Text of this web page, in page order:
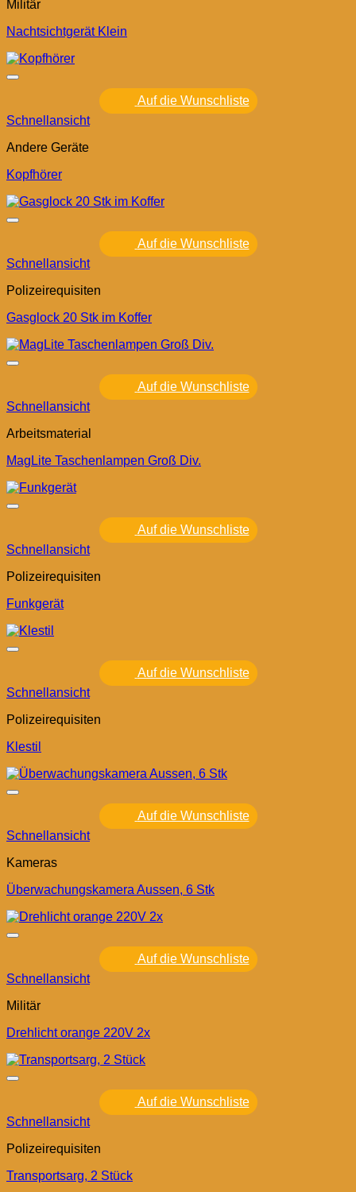
Militär
Nachtsichtgerät Klein
Auf die Wunschliste
Schnellansicht
Andere Geräte
Kopfhörer
Auf die Wunschliste
Schnellansicht
Polizeirequisiten
Gasglock 20 Stk im Koffer
Auf die Wunschliste
Schnellansicht
Arbeitsmaterial
MagLite Taschenlampen Groß Div.
Auf die Wunschliste
Schnellansicht
Polizeirequisiten
Funkgerät
Auf die Wunschliste
Schnellansicht
Polizeirequisiten
Klestil
Auf die Wunschliste
Schnellansicht
Kameras
Überwachungskamera Aussen, 6 Stk
Auf die Wunschliste
Schnellansicht
Militär
Drehlicht orange 220V 2x
Auf die Wunschliste
Schnellansicht
Polizeirequisiten
Transportsarg, 2 Stück